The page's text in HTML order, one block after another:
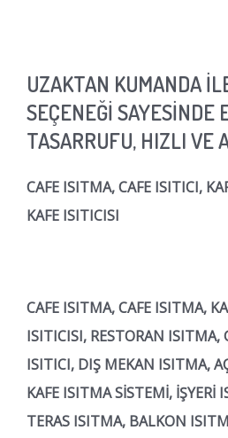
UZAKTAN KUMANDA
SEÇENEĞİ SAYESİNDE
TASARRUFU, HIZLI VE
CAFE ISITMA, CAFE ISITICI,
KAFE ISITICISI
CAFE ISITMA, CAFE ISITMA,
ISITICISI, RESTORAN ISITMA,
ISITICI, DIŞ MEKAN ISITMA,
KAFE ISITMA SİSTEMİ, İŞYERİ
TERAS ISITMA, BALKON